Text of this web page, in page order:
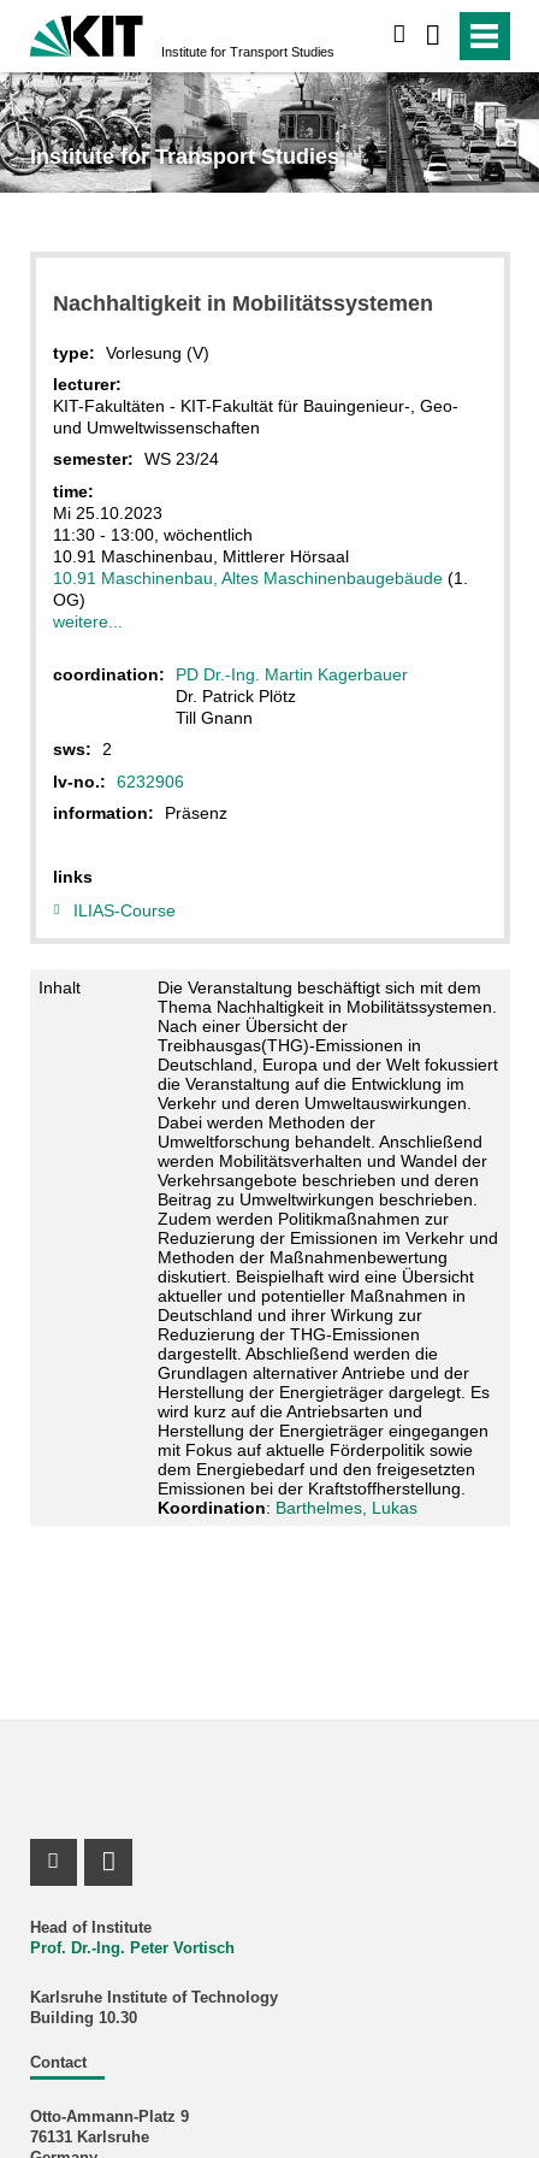
Institute for Transport Studies
Institute for Transport Studies
Nachhaltigkeit in Mobilitätssystemen
type:
Vorlesung (V)
lecturer:
KIT-Fakultäten - KIT-Fakultät für Bauingenieur-, Geo-
und Umweltwissenschaften
semester:
WS 23/24
time:
Mi 25.10.2023
11:30 - 13:00, wöchentlich
10.91 Maschinenbau, Mittlerer Hörsaal
10.91 Maschinenbau, Altes Maschinenbaugebäude(1.
OG)
weitere...
coordination:
PD Dr.-Ing. Martin Kagerbauer
Dr. Patrick Plötz
Till Gnann
sws:
2
lv-no.:
6232906
information:
Präsenz
links
ILIAS-Course
Inhalt
Die Veranstaltung beschäftigt sich mit dem
Thema Nachhaltigkeit in Mobilitätssystemen.
Nach einer Übersicht der
Treibhausgas(THG)-Emissionen in
Deutschland, Europa und der Welt fokussiert
die Veranstaltung auf die Entwicklung im
Verkehr und deren Umweltauswirkungen.
Dabei werden Methoden der
Umweltforschung behandelt. Anschließend
werden Mobilitätsverhalten und Wandel der
Verkehrsangebote beschrieben und deren
Beitrag zu Umweltwirkungen beschrieben.
Zudem werden Politikmaßnahmen zur
Reduzierung der Emissionen im Verkehr und
Methoden der Maßnahmenbewertung
diskutiert. Beispielhaft wird eine Übersicht
aktueller und potentieller Maßnahmen in
Deutschland und ihrer Wirkung zur
Reduzierung der THG-Emissionen
dargestellt. Abschließend werden die
Grundlagen alternativer Antriebe und der
Herstellung der Energieträger dargelegt. Es
wird kurz auf die Antriebsarten und
Herstellung der Energieträger eingegangen
mit Fokus auf aktuelle Förderpolitik sowie
dem Energiebedarf und den freigesetzten
Emissionen bei der Kraftstoffherstellung.
Koordination: Barthelmes, Lukas
Head of Institute
Prof. Dr.-Ing. Peter Vortisch
Karlsruhe Institute of Technology
Building 10.30
Contact
Otto-Ammann-Platz 9
76131 Karlsruhe
ResearchGate Profile
LinkedIn Profile